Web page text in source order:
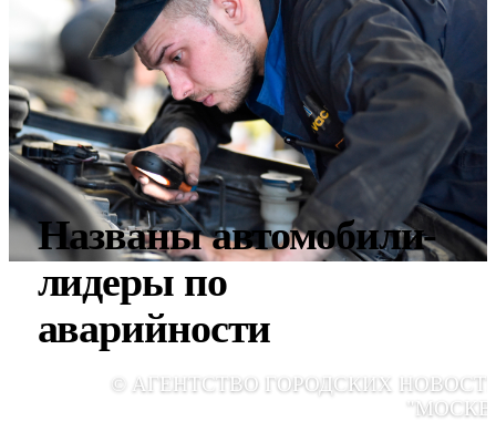
Названы автомобили-
лидеры по
аварийности
© АГЕНТСТВО ГОРОДСКИХ